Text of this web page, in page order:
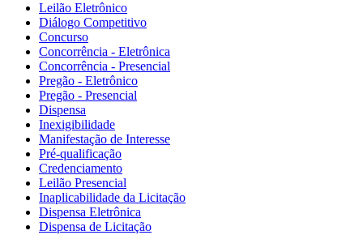
Leilão Eletrônico
Diálogo Competitivo
Concurso
Concorrência - Eletrônica
Concorrência - Presencial
Pregão - Eletrônico
Pregão - Presencial
Dispensa
Inexigibilidade
Manifestação de Interesse
Pré-qualificação
Credenciamento
Leilão Presencial
Inaplicabilidade da Licitação
Dispensa Eletrônica
Dispensa de Licitação